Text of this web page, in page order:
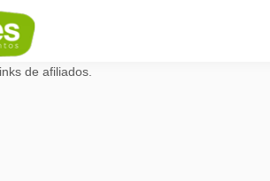
de afiliados.